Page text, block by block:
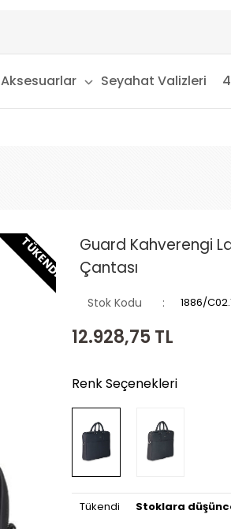
Aksesuarlar Seyahat Valizleri
TÜKENDI
Guard Kahverengi
Çantası
Stok Kodu 1886/
12.928,75 TL
Renk Seçenekleri
Tükendi Stoklara